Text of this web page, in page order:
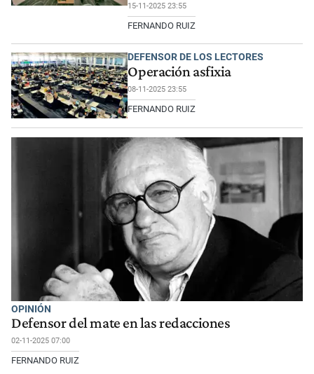
15-11-2025 23:55
FERNANDO RUIZ
DEFENSOR DE LOS LECTORES
Operación asfixia
08-11-2025 23:55
FERNANDO RUIZ
OPINIÓN
Defensor del mate en las redacciones
02-11-2025 07:00
FERNANDO RUIZ